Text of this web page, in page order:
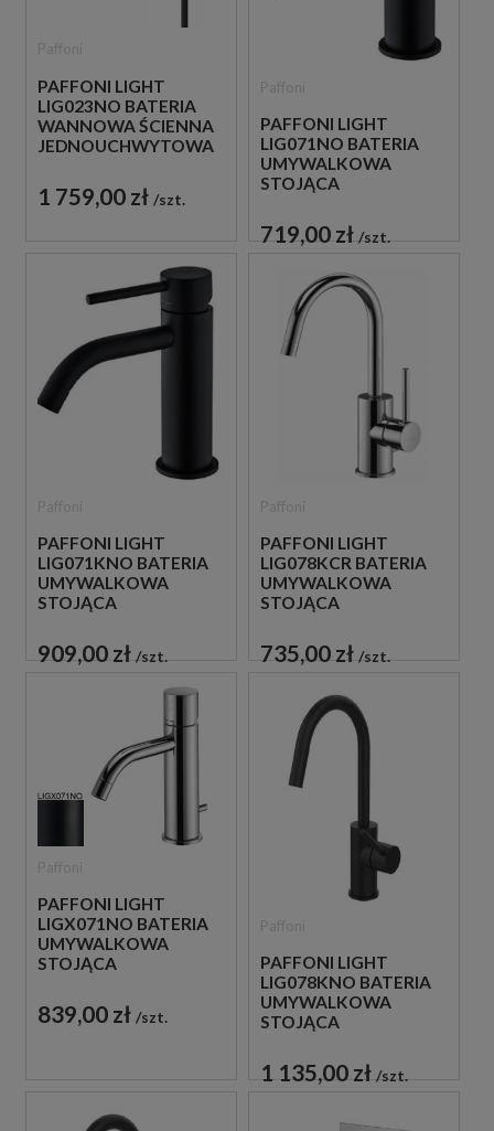
PAFFONI LIGHT
LIG023NO BATERIA
WANNOWA ŚCIENNA
JEDNOUCHWYTOWA
1 759,00 zł szt.
PAFFONI LIGHT
LIG071NO BATERIA
UMYWALKOWA
STOJĄCA
CZARNA
719,00 zł szt.
PAFFONI LIGHT
LIG071KNO BATERIA
UMYWALKOWA
STOJĄCA
CZARNA
909,00 zł szt.
PAFFONI LIGHT
LIG078KCR BATERIA
UMYWALKOWA
STOJĄCA
CHROM
735,00 zł szt.
PAFFONI LIGHT
LIGX071NO BATERIA
UMYWALKOWA
STOJĄCA
CZARNA
839,00 zł szt.
PAFFONI LIGHT
LIG078KNO BATERIA
UMYWALKOWA
STOJĄCA
CZARNA
1 135,00 zł szt.